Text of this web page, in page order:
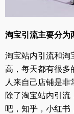
淘宝引流主要分为
淘宝站内引流和淘
高，每天都有很多
人来自己店铺是非
除了淘宝站内引流
吧，知乎，小红书